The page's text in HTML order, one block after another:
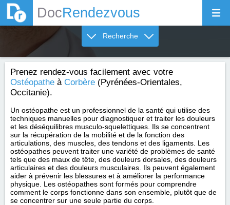
DocRendezvous
Recherche
Prenez rendez-vous facilement avec votre
Ostéopathe à Corbère (Pyrénées-Orientales,
Occitanie).
Un ostéopathe est un professionnel de la santé qui utilise des
techniques manuelles pour diagnostiquer et traiter les douleurs
et les déséquilibres musculo-squelettiques. Ils se concentrent
sur la récupération de la mobilité et de la fonction des
articulations, des muscles, des tendons et des ligaments. Les
ostéopathes peuvent traiter une variété de problèmes de santé
tels que des maux de tête, des douleurs dorsales, des douleurs
articulaires et des douleurs musculaires. Ils peuvent également
aider à prévenir les blessures et à améliorer la performance
physique. Les ostéopathes sont formés pour comprendre
comment le corps fonctionne dans son ensemble, plutôt que de
se concentrer sur une seule partie du corps.